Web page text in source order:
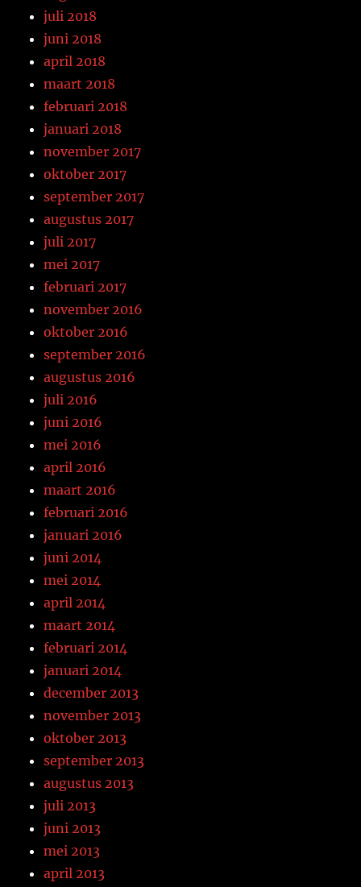
juli 2018
juni 2018
april 2018
maart 2018
februari 2018
januari 2018
november 2017
oktober 2017
september 2017
augustus 2017
juli 2017
mei 2017
februari 2017
november 2016
oktober 2016
september 2016
augustus 2016
juli 2016
juni 2016
mei 2016
april 2016
maart 2016
februari 2016
januari 2016
juni 2014
mei 2014
april 2014
maart 2014
februari 2014
januari 2014
december 2013
november 2013
oktober 2013
september 2013
augustus 2013
juli 2013
juni 2013
mei 2013
april 2013